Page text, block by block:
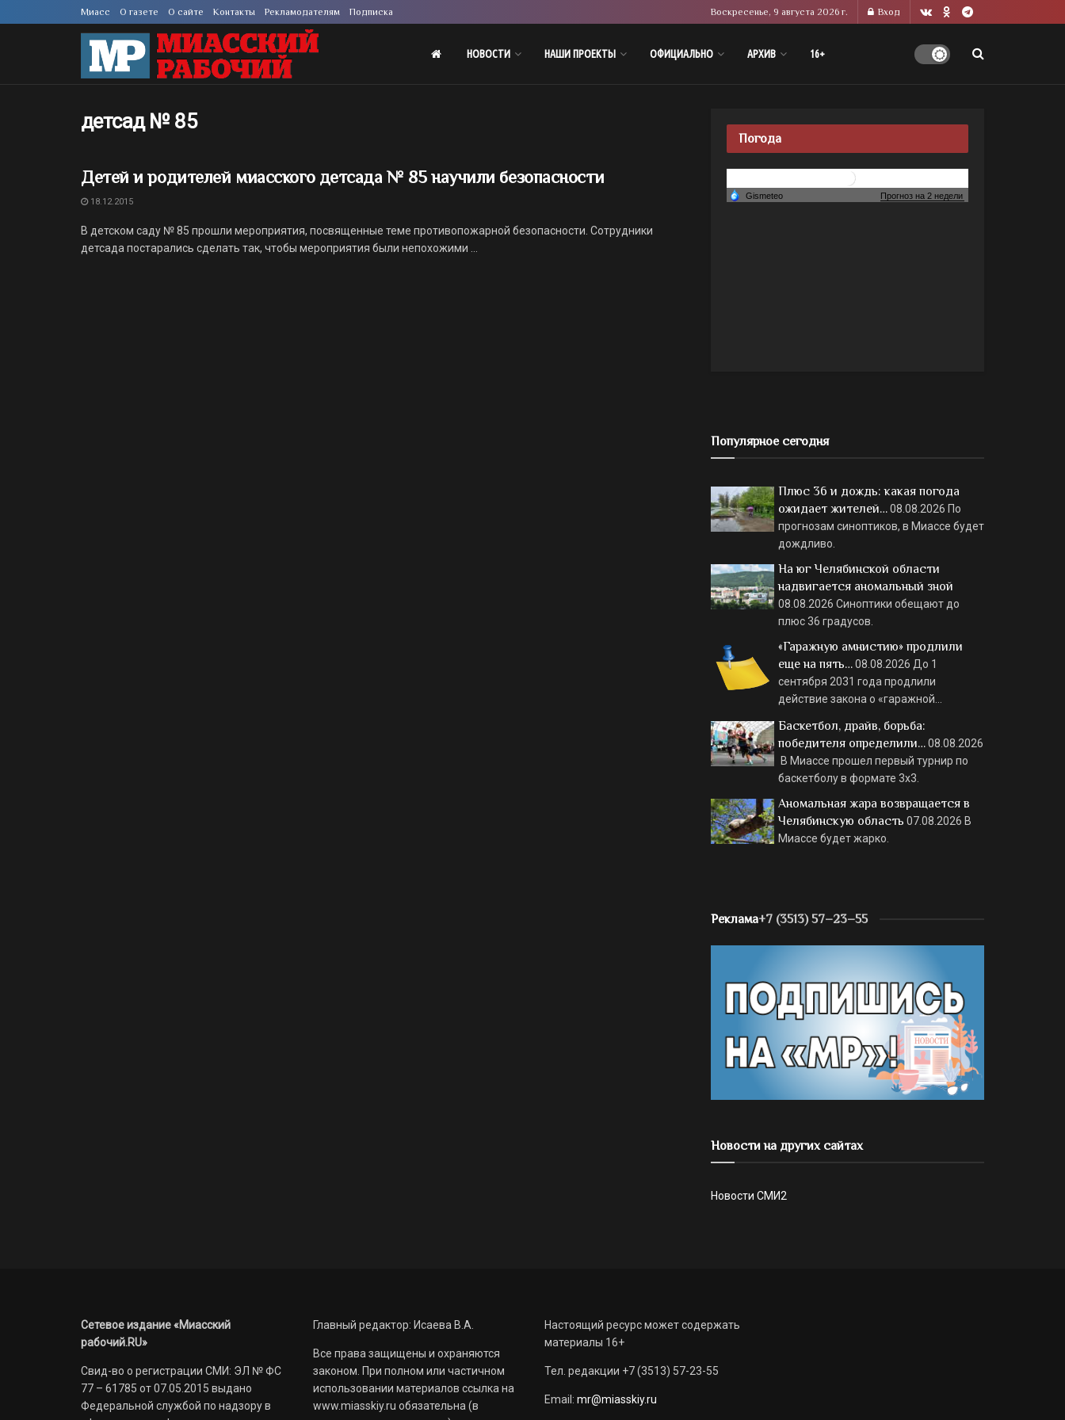
Миасс О газете О сайте Контакты Рекламодателям Подписка Воскресенье, 9 августа 2026 г. Вход
НОВОСТИ НАШИ ПРОЕКТЫ ОФИЦИАЛЬНО АРХИВ 16+
детсад № 85
Детей и родителей миасского детсада № 85 научили безопасности
18.12.2015
В детском саду № 85 прошли мероприятия, посвященные теме противопожарной безопасности. Сотрудники
детсада постарались сделать так, чтобы мероприятия были непохожими ...
Погода
Популярное сегодня
Плюс 36 и дождь: какая погода
ожидает жителей…08.08.2026 По
прогнозам синоптиков, в Миассе будет
дождливо.
На юг Челябинской области
надвигается аномальный зной
08.08.2026 Синоптики обещают до
плюс 36 градусов.
«Гаражную амнистию» продлили
еще на пять…08.08.2026 До 1
сентября 2031 года продлили
действие закона о «гаражной…
Баскетбол, драйв, борьба:
победителя определили…08.08.2026
В Миассе прошел первый турнир по
баскетболу в формате 3х3.
Аномальная жара возвращается в
Челябинскую область 07.08.2026 В
Миассе будет жарко.
Реклама+7 (3513) 57–23–55
Новости на других сайтах
Новости СМИ2
Сетевое издание «Миасский
рабочий.RU»
Свид-во о регистрации СМИ: ЭЛ № ФС
77 – 61785 от 07.05.2015 выдано
Федеральной службой по надзору в
Главный редактор: Исаева В.А.
Все права защищены и охраняются
законом. При полном или частичном
использовании материалов ссылка на
www.miasskiy.ru обязательна (в
Настоящий ресурс может содержать
материалы 16+
Тел. редакции +7 (3513) 57-23-55
Email: mr@miasskiy.ru